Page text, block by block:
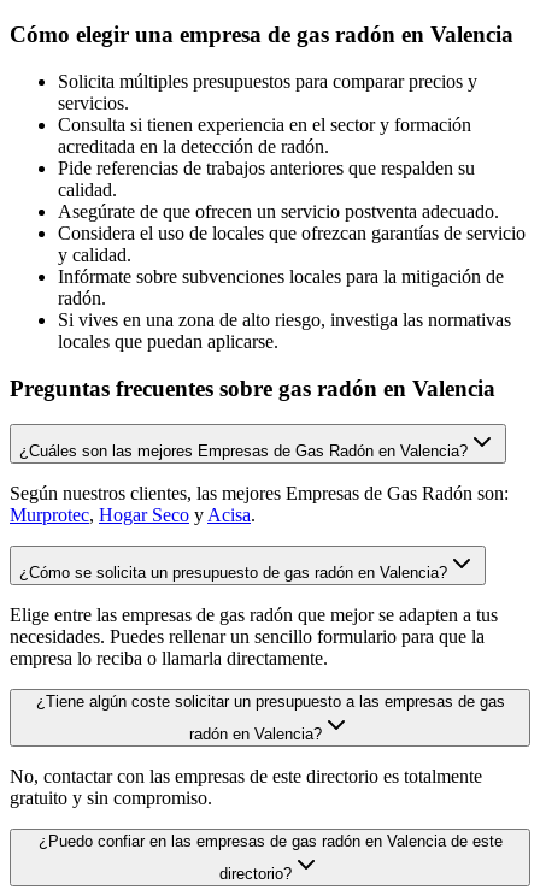
Cómo elegir una empresa de gas radón en Valencia
Solicita múltiples presupuestos para comparar precios y
servicios.
Consulta si tienen experiencia en el sector y formación
acreditada en la detección de radón.
Pide referencias de trabajos anteriores que respalden su
calidad.
Asegúrate de que ofrecen un servicio postventa adecuado.
Considera el uso de locales que ofrezcan garantías de servicio
y calidad.
Infórmate sobre subvenciones locales para la mitigación de
radón.
Si vives en una zona de alto riesgo, investiga las normativas
locales que puedan aplicarse.
Preguntas frecuentes sobre gas radón en Valencia
¿Cuáles son las mejores Empresas de Gas Radón en Valencia?
Según nuestros clientes, las mejores Empresas de Gas Radón son:
Murprotec, Hogar Seco y Acisa.
¿Cómo se solicita un presupuesto de gas radón en Valencia?
Elige entre las empresas de gas radón que mejor se adapten a tus
necesidades. Puedes rellenar un sencillo formulario para que la
empresa lo reciba o llamarla directamente.
¿Tiene algún coste solicitar un presupuesto a las empresas de gas
radón en Valencia?
No, contactar con las empresas de este directorio es totalmente
gratuito y sin compromiso.
¿Puedo confiar en las empresas de gas radón en Valencia de este
directorio?